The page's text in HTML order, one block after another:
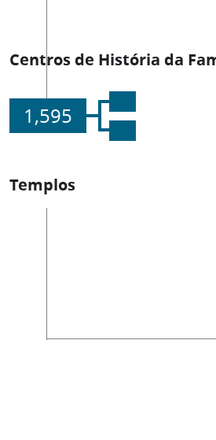
Centros de História da
1,595
Templos